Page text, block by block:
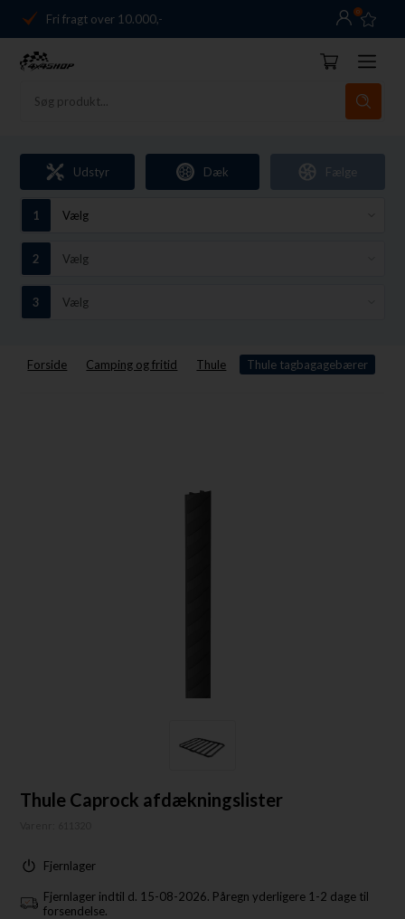
Fri fragt over 10.000,-
Danmarks førende
14 dages returret
Fri fragt over 10.000,-
Danmarks førende
14 dages returret
0
Udstyr Dæk Fælge
Forside Camping og fritid Thule Thule tagbagagebærer
Thule Caprock afdækningslister
Fjernlager
Fjernlager indtil d. 15-08-2026. Påregn yderligere 1-2 dage til
forsendelse.